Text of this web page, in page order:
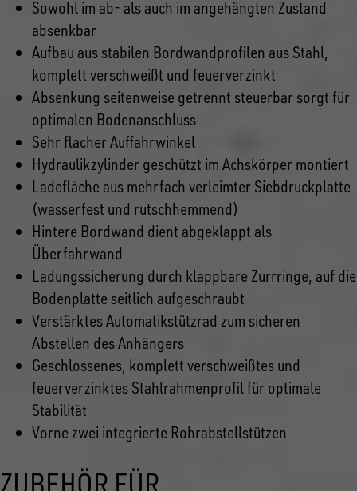
Sowohl im ab- als auch im angehängten Zustand
absenkbar
Aufbau aus stabilen Bordwandprofilen aus Stahl,
komplett verschweißt und feuerverzinkt
Absenkung seitenweise getrennt steuerbar sorgt für
optimalen Bodenanschluss
Sehr flacher Auffahrwinkel
Hydraulikzylinder geschützt im Achskörper montiert
Ladefläche aus mehrfach verleimter Siebdruckplatte
(wasserfest und rutschhemmend)
Hintere Bordwand dient abgeklappt als
Überfahrwand
Ladungssicherung durch klappbare Zurrringe, auf die
Bodenplatte seitlich aufgeschraubt
Verstärktes Automatikstützrad zum sicheren
Abstellen des Anhängers
Geschlossenes, komplett verschweißtes und
feuerverzinktes Stahlrahmenprofil für optimale
Stabilität
Vorne zwei integrierte Rohrabstellstützen
ZUBEHÖR FÜR